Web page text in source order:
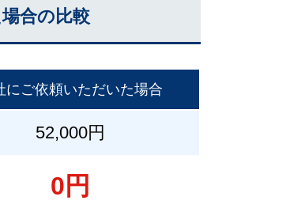
合の比較
にご依頼いただいた場合
52,000円
0円